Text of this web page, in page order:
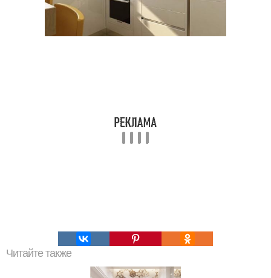
Читайте также